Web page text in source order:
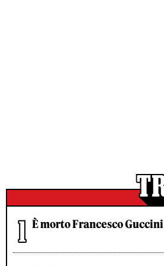
È morto Francesco Guccini